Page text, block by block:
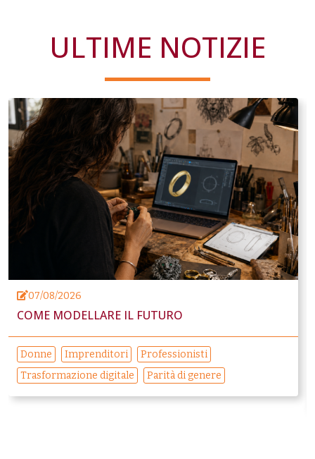
ULTIME NOTIZIE
07/08/2026
COME MODELLARE IL FUTURO
Donne Imprenditori
Professionisti
Trasformazione digitale
Parità di genere